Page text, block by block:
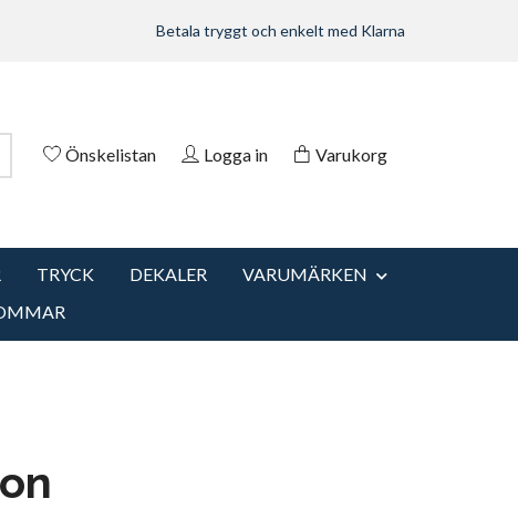
Betala tryggt och enkelt med Klarna
Önskelistan Logga in Varukorg
TRYCK DEKALER
VARUMÄRKEN